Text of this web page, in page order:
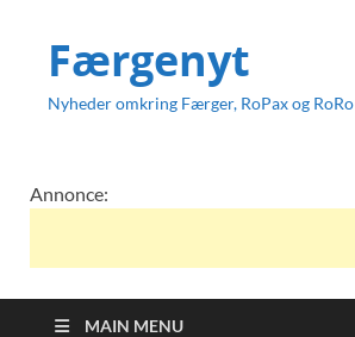
Færgenyt
Nyheder omkring Færger, RoPax og RoRo
Annonce:
MAIN MENU